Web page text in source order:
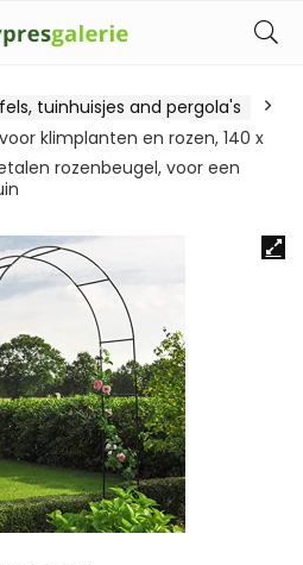
tuinhuisjes and pergola's
klimplanten en rozen, 140 x
rozenbeugel, voor een